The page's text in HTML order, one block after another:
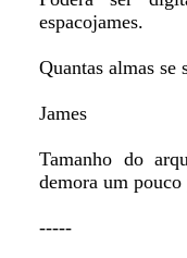
espacojames.
Quantas almas se
James
Tamanho do
demora um
-----